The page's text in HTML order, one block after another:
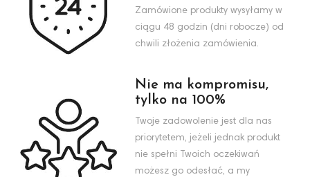
Zamówione produkty wysyłamy w
ciągu 48 godzin (dni robocze) od
chwili złożenia zamówienia.
Nie ma kompromisu,
tylko na 100%
Twoje zadowolenie jest dla nas
priorytetem, jeżeli jednak produkt
nie spełni Twoich oczekiwań
możesz go odesłać, a my